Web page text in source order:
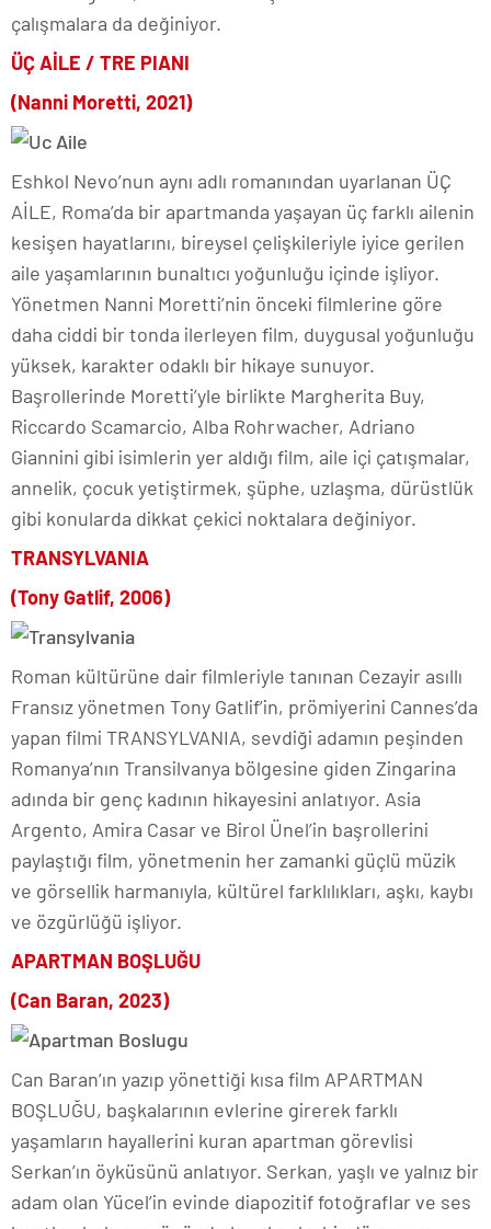
çalışmalara da değiniyor.
ÜÇ AİLE / TRE PIANI
(Nanni Moretti, 2021)
Eshkol Nevo’nun aynı adlı romanından uyarlanan ÜÇ
AİLE, Roma’da bir apartmanda yaşayan üç farklı ailenin
kesişen hayatlarını, bireysel çelişkileriyle iyice gerilen
aile yaşamlarının bunaltıcı yoğunluğu içinde işliyor.
Yönetmen Nanni Moretti’nin önceki filmlerine göre
daha ciddi bir tonda ilerleyen film, duygusal yoğunluğu
yüksek, karakter odaklı bir hikaye sunuyor.
Başrollerinde Moretti’yle birlikte Margherita Buy,
Riccardo Scamarcio, Alba Rohrwacher, Adriano
Giannini gibi isimlerin yer aldığı film, aile içi çatışmalar,
annelik, çocuk yetiştirmek, şüphe, uzlaşma, dürüstlük
gibi konularda dikkat çekici noktalara değiniyor.
TRANSYLVANIA
(Tony Gatlif, 2006)
Roman kültürüne dair filmleriyle tanınan Cezayir asıllı
Fransız yönetmen Tony Gatlif’in, prömiyerini Cannes’da
yapan filmi TRANSYLVANIA, sevdiği adamın peşinden
Romanya’nın Transilvanya bölgesine giden Zingarina
adında bir genç kadının hikayesini anlatıyor. Asia
Argento, Amira Casar ve Birol Ünel’in başrollerini
paylaştığı film, yönetmenin her zamanki güçlü müzik
ve görsellik harmanıyla, kültürel farklılıkları, aşkı, kaybı
ve özgürlüğü işliyor.
APARTMAN BOŞLUĞU
(Can Baran, 2023)
Can Baran’ın yazıp yönettiği kısa film APARTMAN
BOŞLUĞU, başkalarının evlerine girerek farklı
yaşamların hayallerini kuran apartman görevlisi
Serkan’ın öyküsünü anlatıyor. Serkan, yaşlı ve yalnız bir
adam olan Yücel’in evinde diapozitif fotoğraflar ve ses